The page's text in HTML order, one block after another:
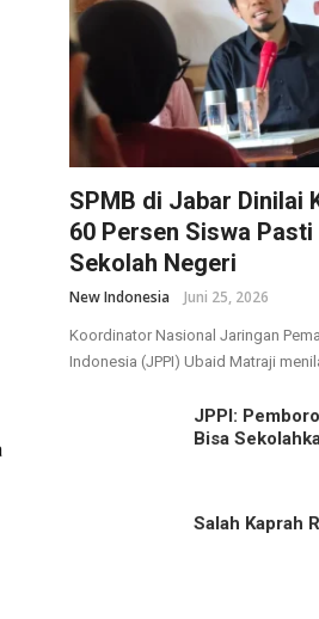
SPMB di Jabar Dinilai
60 Persen Siswa
Sekolah Negeri
New Indonesia Juni 25, 2026
Koordinator Nasional Jaringan
Indonesia (JPPI) Ubaid Matraji
JPPI:
Bisa
Salah Kaprah